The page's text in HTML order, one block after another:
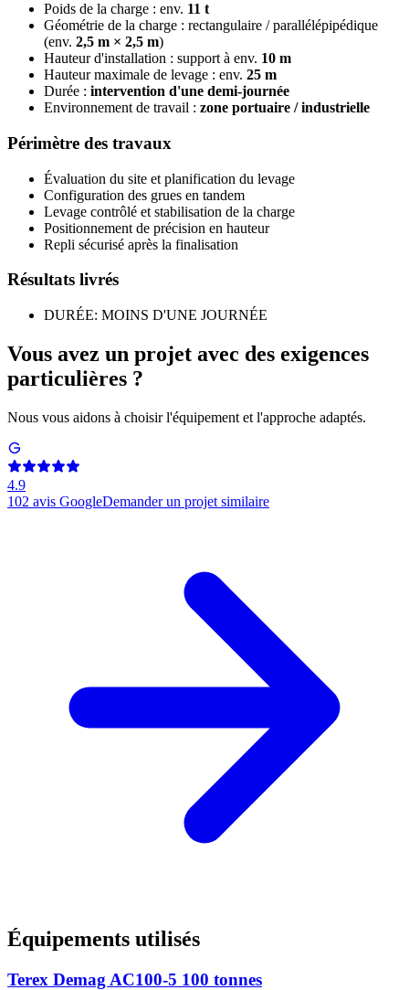
Poids de la charge : env. 11 t
Géométrie de la charge : rectangulaire / parallélépipédique
(env. 2,5 m × 2,5 m)
Hauteur d'installation : support à env. 10 m
Hauteur maximale de levage : env. 25 m
Durée : intervention d'une demi-journée
Environnement de travail : zone portuaire / industrielle
Périmètre des travaux
Évaluation du site et planification du levage
Configuration des grues en tandem
Levage contrôlé et stabilisation de la charge
Positionnement de précision en hauteur
Repli sécurisé après la finalisation
Résultats livrés
DURÉE: MOINS D'UNE JOURNÉE
Vous avez un projet avec des exigences
particulières ?
Nous vous aidons à choisir l'équipement et l'approche adaptés.
4.9
102 avis GoogleDemander un projet similaire
Équipements utilisés
Terex Demag AC100-5 100 tonnes